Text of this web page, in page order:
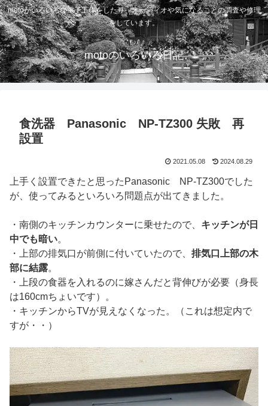
motoがいろいろな電子工作をしたり、オーディオや気になることの調査や修理
をしています。
motoのいろいろ日記
食洗器 Panasonic NP-TZ300 失敗 再
設置
2021.05.08 2024.08.29
上手く設置できたと思ったPanasonic NP-TZ300でした
が、使ってみるといろいろ問題点が出てきました。
・南側のキッチンカウンターに乗せたので、 キッチンが日
中でも暗い。
・上部の排気口が前側に付いていたので、 排気口上部の木
部に結露。
・上段の食器を入れるのに嫁さんだと背伸びが必要（身長
は160cmちょいです）。
・キッチンからTVが見えなくなった。（これは想定内で
すが・・）